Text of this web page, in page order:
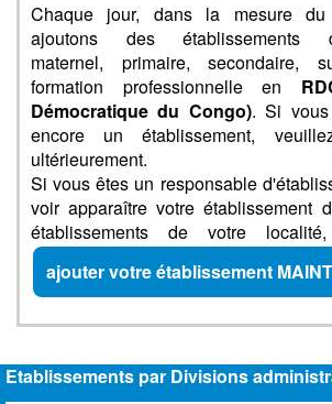
Chaque jour, dans la mesure du
ajoutons des établissements
maternel, primaire, secondaire,
formation professionnelle en
Démocratique du Congo). Si
encore un établissement,
ultérieurement.
Si vous êtes un responsable
voir apparaître votre établissement
établissements de votre
ajouter votre établissement
Etablissements par Divisions